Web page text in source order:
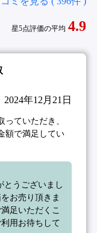
星5点評価の平均 4.9
2024年12月21日
ていただき、
額で満足してい
とうございまし
お売り頂きま
足いただくこ
用お待ちして